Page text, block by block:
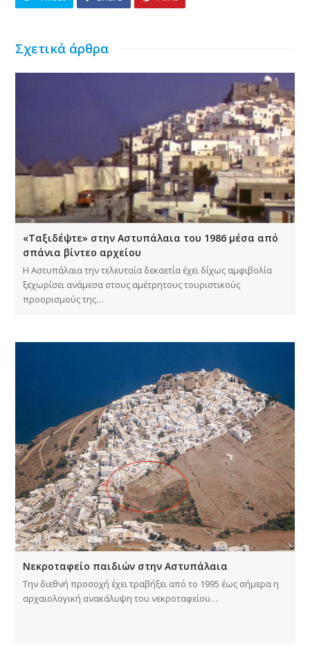
Σχετικά άρθρα
«Ταξιδέψτε» στην Αστυπάλαια του 1986 μέσα από
σπάνια βίντεο αρχείου
Η Αστυπάλαια την τελευταία δεκαετία έχει δίχως αμφιβολία
ξεχωρίσει ανάμεσα στους αμέτρητους τουριστικούς
προορισμούς της…
Νεκροταφείο παιδιών στην Αστυπάλαια
Την διεθνή προσοχή έχει τραβήξει από το 1995 έως σήμερα η
αρχαιολογική ανακάλυψη του νεκροταφείου…